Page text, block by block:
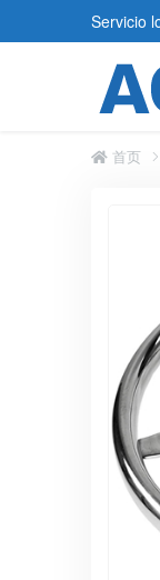
Servicio
首页